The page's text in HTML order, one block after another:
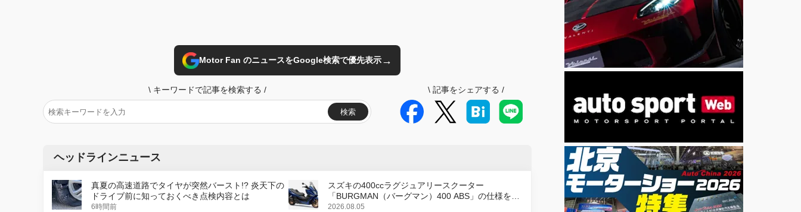
Motor Fan のニュースをGoogle検索で優先表示→
\ キーワードで記事を検索する /
検索
\ 記事をシェアする /
ヘッドラインニュース
真夏の高速道路でタイヤが突然バースト!? 炎天下の
ドライブ前に知っておくべき点検内容とは
6時間前
スズキの400ccラグジュアリースクーター
「BURGMAN（バーグマン）400 ABS」の仕様を変
更し、8月18日に発売
2026.08.05